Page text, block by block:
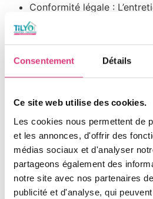
Consentement Détails
Ce site web utilise des cookies.
Les cookies nous permettent de
et les annonces, d'offrir des
médias sociaux et d'analyser
partageons également des
notre site avec nos partenaires
publicité et d'analyse, qui
Conformité légale :
obligation légale et assure
garantie.
consomme moins
production de chaleur.
Notre service est réalisé par
pour la manipulation des fluides
Inspection complète
Circuit, compresseur,
l’état général des